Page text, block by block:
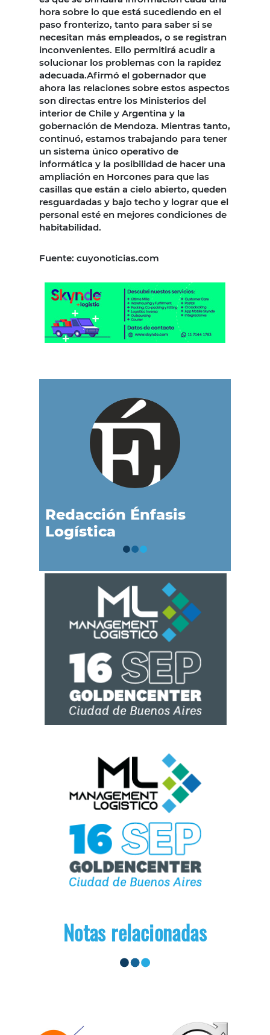
hora sobre lo que está sucediendo en el
paso fronterizo, tanto para saber si se
necesitan más empleados, o se registran
inconvenientes. Ello permitirá acudir a
solucionar los problemas con la rapidez
adecuada.Afirmó el gobernador que
ahora las relaciones sobre estos aspectos
son directas entre los Ministerios del
interior de Chile y Argentina y la
gobernación de Mendoza. Mientras tanto,
continuó, estamos trabajando para tener
un sistema único operativo de
informática y la posibilidad de hacer una
ampliación en Horcones para que las
casillas que están a cielo abierto, queden
resguardadas y bajo techo y lograr que el
personal esté en mejores condiciones de
habitabilidad.
Fuente: cuyonoticias.com
Redacción Énfasis
Logística
Notas relacionadas